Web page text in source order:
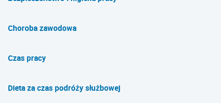
Choroba zawodowa
Czas pracy
Dieta za czas podróży służbowej